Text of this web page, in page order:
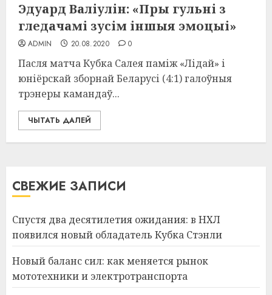
Эдуард Валіулін: «Пры гульні з
гледачамі зусім іншыя эмоцыі»
ADMIN 20.08.2020 0
Пасля матча Кубка Салея паміж «Лідай» і
юніёрскай зборнай Беларусі (4:1) галоўныя
трэнеры камандаў...
ЧЫТАТЬ ДАЛЕЙ
СВЕЖИЕ ЗАПИСИ
Спустя два десятилетия ожидания: в НХЛ
появился новый обладатель Кубка Стэнли
Новый баланс сил: как меняется рынок
мототехники и электротранспорта